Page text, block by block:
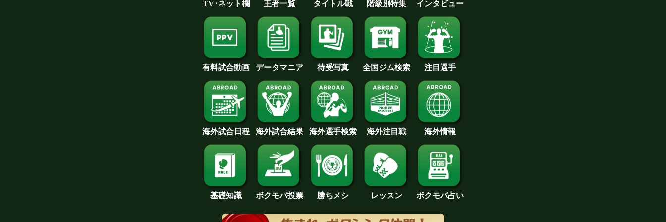
TV･ネット欄 王者一覧 タイトル戦 階級別特集 インタビュー
有料試合動画 データマニア 待受写真 全国ジム検索 注目選手
海外試合日程 海外試合結果 海外選手検索 海外注目戦 海外情報
基礎知識 ボクモバ投票 勝ちメシ レッスン ボクモバ占い